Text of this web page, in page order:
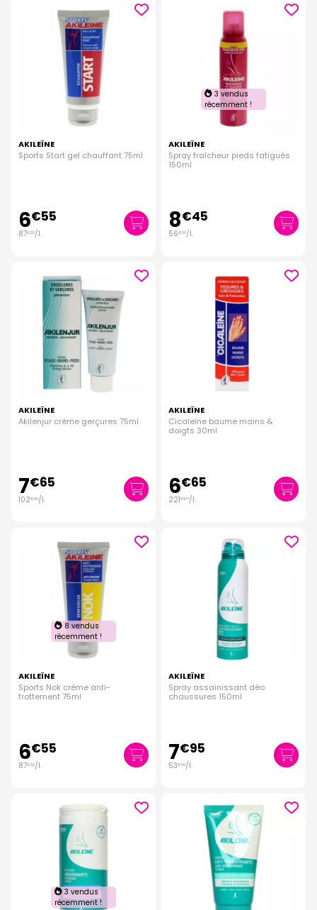
AKILEÏNE
Sports Start gel chauffant 75ml
6€55
87€33/l.
3 vendus
récemment !
AKILEÏNE
Spray fraîcheur pieds fatigués
150ml
8€45
56€33/l.
AKILEÏNE
Akilenjur crème gerçures 75ml
7€65
102€00/l.
AKILEÏNE
Cicaleïne baume mains &
doigts 30ml
6€65
221€67/l.
8 vendus
récemment !
AKILEÏNE
Sports Nok crème anti-
frottement 75ml
6€55
87€33/l.
AKILEÏNE
Spray assainissant déo
chaussures 150ml
7€95
53€00/l.
3 vendus
récemment !